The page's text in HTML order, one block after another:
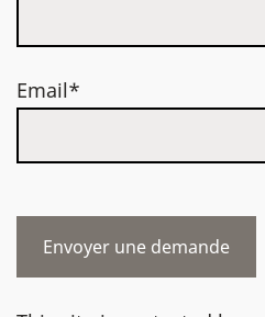
Email*